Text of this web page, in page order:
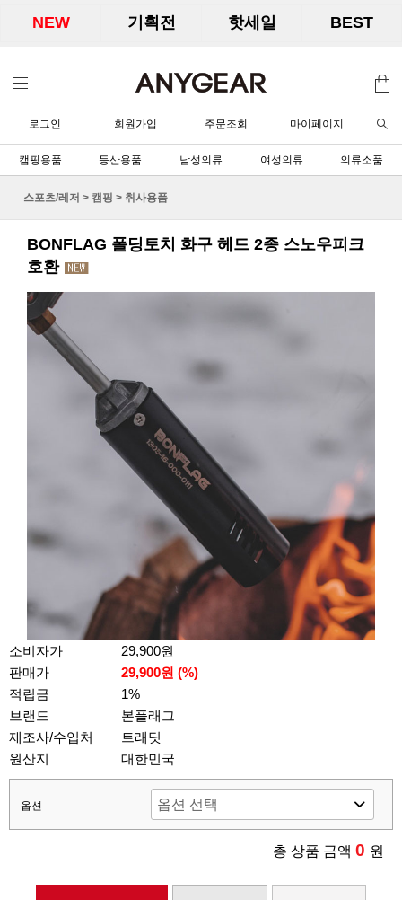
NEW 기획전 핫세일 BEST
로그인 회원가입 주문조회 마이페이지
캠핑용품 등산용품 남성의류 여성의류 의류소품
스포츠/레저 > 캠핑 > 취사용품
BONFLAG 폴딩토치 화구 헤드 2종 스노우피크
호환
소비자가
29,900원
판매가
29,900원 (%)
적립금
1%
브랜드
본플래그
제조사/수입처
트래딧
원산지
대한민국
옵션
총 상품 금액 0 원